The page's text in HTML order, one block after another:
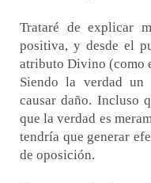
Trataré de explicar
positiva, y desde el
atributo Divino (como
Siendo la verdad
causar daño. Incluso
que la verdad es
tendría que generar
de oposición.